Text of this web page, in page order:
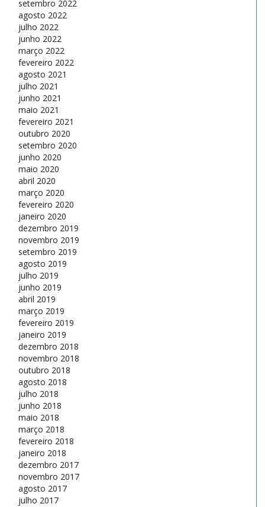
setembro 2022
agosto 2022
julho 2022
junho 2022
março 2022
fevereiro 2022
agosto 2021
julho 2021
junho 2021
maio 2021
fevereiro 2021
outubro 2020
setembro 2020
junho 2020
maio 2020
abril 2020
março 2020
fevereiro 2020
janeiro 2020
dezembro 2019
novembro 2019
setembro 2019
agosto 2019
julho 2019
junho 2019
abril 2019
março 2019
fevereiro 2019
janeiro 2019
dezembro 2018
novembro 2018
outubro 2018
agosto 2018
julho 2018
junho 2018
maio 2018
março 2018
fevereiro 2018
janeiro 2018
dezembro 2017
novembro 2017
agosto 2017
julho 2017